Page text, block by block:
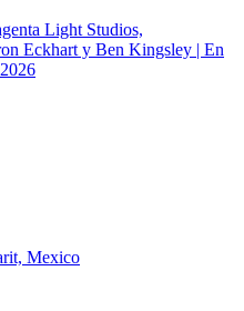
Light Studios,
Eckhart y Ben Kingsley | En